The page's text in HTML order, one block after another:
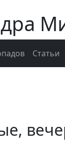
Статьи